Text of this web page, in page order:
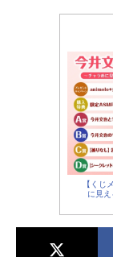
【くじ
に見